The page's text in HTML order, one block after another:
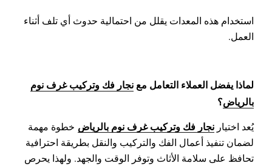
استخدام هذه المعدات يقلل من احتمالية حدوث أي تلف أثناء
العمل.
لماذا يفضل العملاء التعامل مع نجار فك وتركيب غرف نوم
بالرياض؟
يُعد اختيار نجار فك وتركيب غرف نوم بالرياض خطوة مهمة
لضمان تنفيذ أعمال الفك والتركيب والنقل بطريقة احترافية
تحافظ على سلامة الأثاث وتوفر الوقت والجهد. ولهذا يحرص